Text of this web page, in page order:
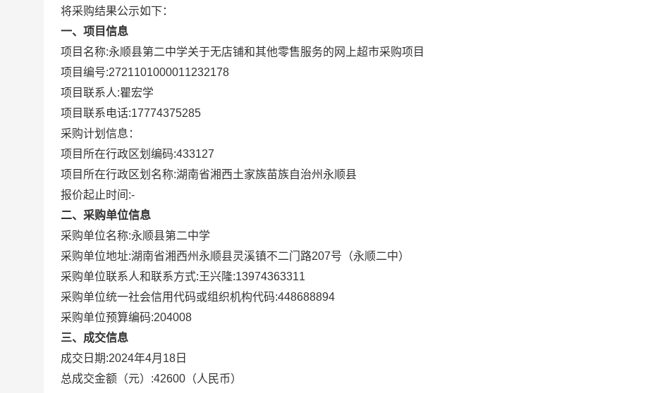
将采购结果公示如下：
一、项目信息
项目名称:永顺县第二中学关于无店铺和其他零售服务的网上超市采购项目
项目编号:2721101000011232178
项目联系人:瞿宏学
项目联系电话:17774375285
采购计划信息：
项目所在行政区划编码:433127
项目所在行政区划名称:湖南省湘西土家族苗族自治州永顺县
报价起止时间:-
二、采购单位信息
采购单位名称:永顺县第二中学
采购单位地址:湖南省湘西州永顺县灵溪镇不二门路207号（永顺二中）
采购单位联系人和联系方式:王兴隆:13974363311
采购单位统一社会信用代码或组织机构代码:448688894
采购单位预算编码:204008
三、成交信息
成交日期:2024年4月18日
总成交金额（元）:42600 （人民币）